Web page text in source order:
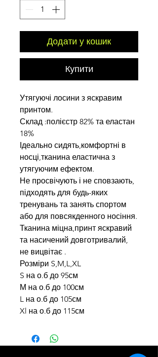
Додати у кошик
Купити
Утягуючі лосини з яскравим
принтом.
Склад :полієстр 82% та еластан
18%
Ідеально сидять,комфортні в
носці,тканина еластична з
утягуючим ефектом.
Не просвічують і не сповзають,
підходять для будь-яких
тренувань та занять спортом
або для повсякденного носіння.
Тканина міцна,принт яскравий
та насичений довготривалий,
не вицвітає .
Розміри S,M,L,XL
S на о.б до 95см
М на о.б до 100см
L на о.б до 105см
Xl на о.б до 115см